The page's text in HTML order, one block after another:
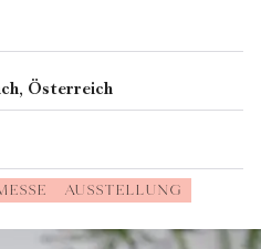
Österreich
AUSSTELLUNG